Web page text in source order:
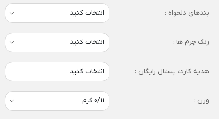
بندهای دلخواه :
رنگ چرم ها :
هدیه کارت پستال رایگان : انتخاب کنید
وزن :